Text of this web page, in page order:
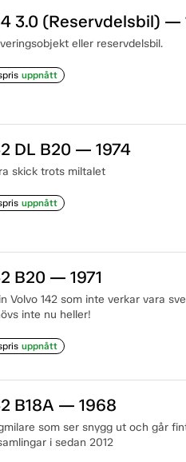
3.0 (Reservdelsbil) —
eller reservdelsbil.
uppnått
DL B20 — 1974
skick trots miltalet
uppnått
B20 — 1971
Volvo 142 som inte verkar vara
inte nu heller!
uppnått
B18A — 1968
som ser snygg ut och går
i sedan 2012